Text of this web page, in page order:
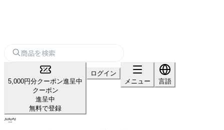
5,000円分クーポン進呈中
クーポン
進呈中
無料で登録
ログイン
メニュー
言語